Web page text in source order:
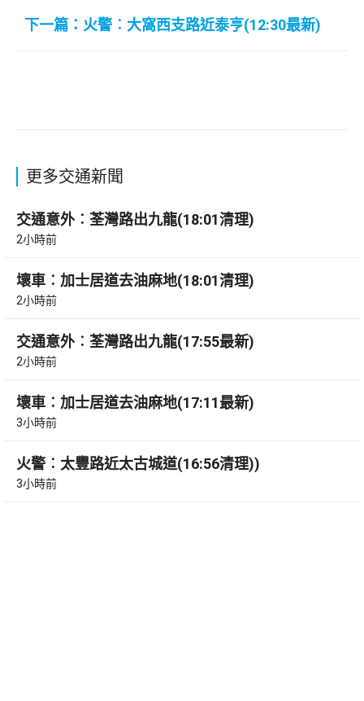
下一篇：火警︰大窩西支路近泰亨(12:30最新)
更多交通新聞
交通意外︰荃灣路出九龍(18:01清理)
2小時前
壞車︰加士居道去油麻地(18:01清理)
2小時前
交通意外︰荃灣路出九龍(17:55最新)
2小時前
壞車︰加士居道去油麻地(17:11最新)
3小時前
火警︰太豐路近太古城道(16:56清理))
3小時前